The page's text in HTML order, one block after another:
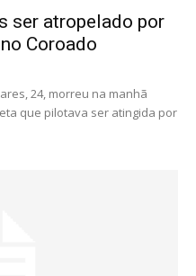
ser atropelado por
Coroado
24, morreu na manhã
que pilotava ser atingida por